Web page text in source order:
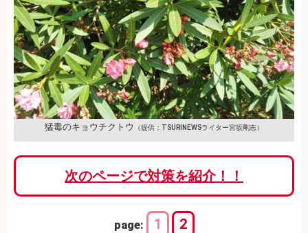
猛毒のキョウチクトウ （提供：TSURINEWSライター宮坂剛志）
次のページで対策を紹介！！
page: 1 2